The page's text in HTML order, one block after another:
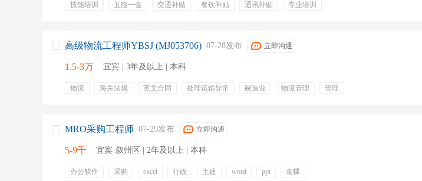
技能培训 五险一金 交通补贴 餐饮补贴 通讯补贴
专业培训
高级物流工程师YBSJ (MJ053706) 07-28发布 立即沟通
1.5-3万 宜宾 | 3年及以上 | 本科
物流 海关法规 英文合同 处理运输异常 制造业 物流管理 管理
MRO采购工程师 07-29发布 立即沟通
5-9千 宜宾·叙州区 | 2年及以上 | 本科
办公软件 采购 excel 行政 土建 word ppt
金蝶